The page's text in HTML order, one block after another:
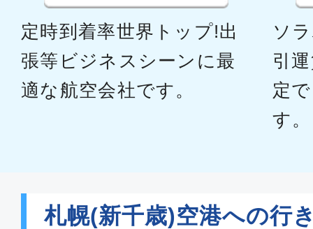
定時到着率世界トップ!出
張等ビジネスシーンに最
適な航空会社です。
ソ
引
定
す。
札幌(新千歳)空港への行